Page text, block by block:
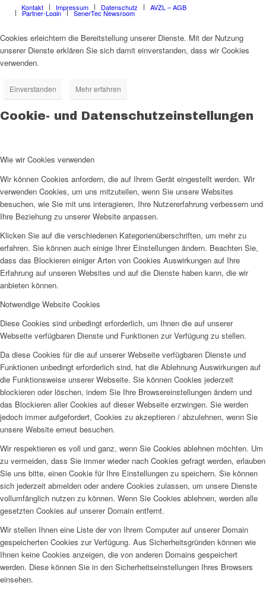
Kontakt
Impressum Datenschutz AVZL – AGB
Partner-Login SenerTec Newsroom
Cookies erleichtern die Bereitstellung unserer Dienste. Mit der Nutzung
unserer Dienste erklären Sie sich damit einverstanden, dass wir Cookies
verwenden.
Einverstanden Mehr erfahren
Cookie- und Datenschutzeinstellungen
Wie wir Cookies verwenden
Wir können Cookies anfordern, die auf Ihrem Gerät eingestellt werden. Wir
verwenden Cookies, um uns mitzuteilen, wenn Sie unsere Websites
besuchen, wie Sie mit uns interagieren, Ihre Nutzererfahrung verbessern und
Ihre Beziehung zu unserer Website anpassen.
Klicken Sie auf die verschiedenen Kategorienüberschriften, um mehr zu
erfahren. Sie können auch einige Ihrer Einstellungen ändern. Beachten Sie,
dass das Blockieren einiger Arten von Cookies Auswirkungen auf Ihre
Erfahrung auf unseren Websites und auf die Dienste haben kann, die wir
anbieten können.
Notwendige Website Cookies
Diese Cookies sind unbedingt erforderlich, um Ihnen die auf unserer
Webseite verfügbaren Dienste und Funktionen zur Verfügung zu stellen.
Da diese Cookies für die auf unserer Webseite verfügbaren Dienste und
Funktionen unbedingt erforderlich sind, hat die Ablehnung Auswirkungen auf
die Funktionsweise unserer Webseite. Sie können Cookies jederzeit
blockieren oder löschen, indem Sie Ihre Browsereinstellungen ändern und
das Blockieren aller Cookies auf dieser Webseite erzwingen. Sie werden
jedoch immer aufgefordert, Cookies zu akzeptieren / abzulehnen, wenn Sie
unsere Website erneut besuchen.
Wir respektieren es voll und ganz, wenn Sie Cookies ablehnen möchten. Um
zu vermeiden, dass Sie immer wieder nach Cookies gefragt werden, erlauben
Sie uns bitte, einen Cookie für Ihre Einstellungen zu speichern. Sie können
sich jederzeit abmelden oder andere Cookies zulassen, um unsere Dienste
vollumfänglich nutzen zu können. Wenn Sie Cookies ablehnen, werden alle
gesetzten Cookies auf unserer Domain entfernt.
Wir stellen Ihnen eine Liste der von Ihrem Computer auf unserer Domain
gespeicherten Cookies zur Verfügung. Aus Sicherheitsgründen können wie
Ihnen keine Cookies anzeigen, die von anderen Domains gespeichert
werden. Diese können Sie in den Sicherheitseinstellungen Ihres Browsers
einsehen.